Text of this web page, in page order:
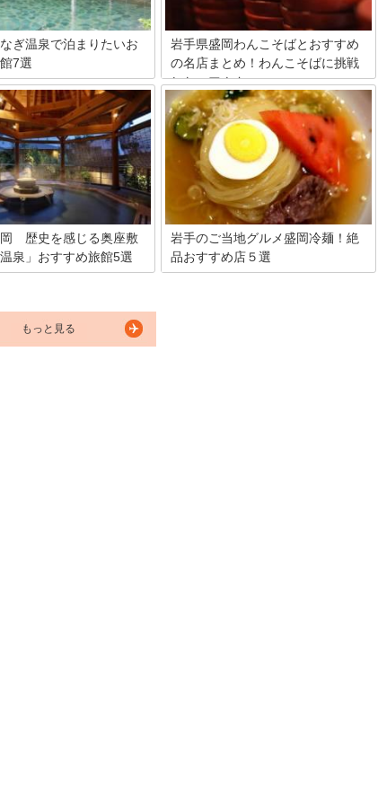
グデートにも人気なんです。
盛岡でカフェを楽しみません
さんを紹介していきます。
ぎ温泉で泊まりたいお
7選
市内にあるつなぎ温泉。現
は15軒ほどしかありません
歴史としては11世紀頃からす
ていたとか!?以前は繋温泉と
ましたが、その読みやすさか
名表記をすることが多いそう
回は、そんなつなぎ温泉エリ
すすめの宿を紹介したいと思
岩手県盛岡わんこそばとおすすめ
の名店まとめ！わんこそばに挑戦
したいアナタへ
岩手県の盛岡・花巻エリアには「わんこ
そば」の名店が点在しています。岩手県
を訪れたら是非食べてほしいわんこそば
ですが、意外とその概要や起源をご存じ
ない方も多いのではないでしょうか。今
回はそんなわんこそばをご紹介しつつ、
おすすめのお店なども紹介してきます。
歴史を感じる奥座敷
泉」おすすめ旅館5選
とりにある温泉街が「つなぎ
史もある温泉が魅力で入ると
になるとか。湖越しに見える
岩手のご当地グルメ盛岡冷麺！絶
品おすすめ店５選
もっと見る